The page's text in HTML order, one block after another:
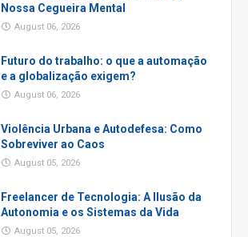
Nossa Cegueira Mental
August 06, 2026
Futuro do trabalho: o que a automação
e a globalização exigem?
August 06, 2026
Violência Urbana e Autodefesa: Como
Sobreviver ao Caos
August 05, 2026
Freelancer de Tecnologia: A Ilusão da
Autonomia e os Sistemas da Vida
August 05, 2026